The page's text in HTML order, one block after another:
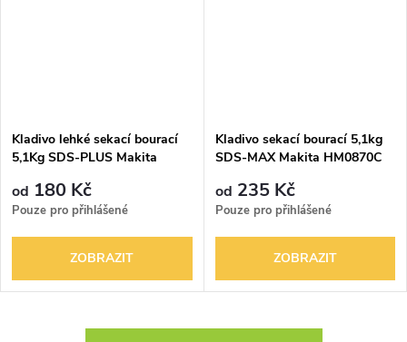
Kladivo lehké sekací bourací
5,1Kg SDS-PLUS Makita
od 180 Kč
Pouze pro přihlášené
ZOBRAZIT
Kladivo sekací bourací 5,1kg
SDS-MAX Makita HM0870C
od 235 Kč
Pouze pro přihlášené
ZOBRAZIT